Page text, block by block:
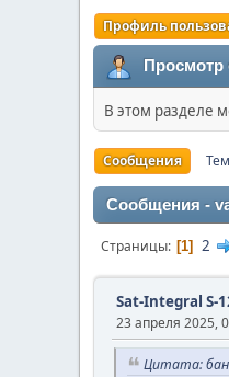
Профиль
Просмотр
В этом разделе
Сообщения
Сообщения -
Страницы 1 2
Sat-Integral S-
23 апреля 2025,
Цитата: